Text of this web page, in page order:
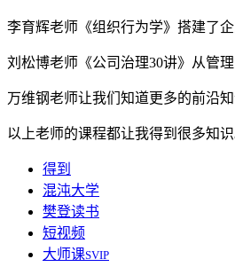
李育辉老师《组织行为学》搭建了企
刘松博老师《公司治理30讲》从管
万维钢老师让我们知道更多的前沿
以上老师的课程都让我得到很多知识
得到
混沌大学
樊登读书
短视频
大师课SVIP